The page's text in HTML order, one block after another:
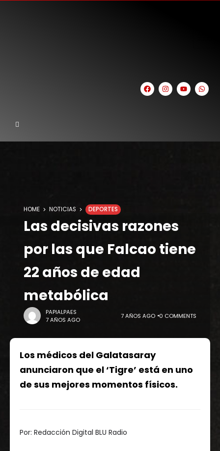
HOME NOTICIAS DEPORTES
Las decisivas razones
por las que Falcao tiene
22 años de edad
metabólica
PAPIALPAES
7 AÑOS AGO
7 AÑOS AGO 0 COMMENTS
Los médicos del Galatasaray
anunciaron que el ‘Tigre’ está en uno
de sus mejores momentos físicos.
Por: Redacción Digital BLU Radio